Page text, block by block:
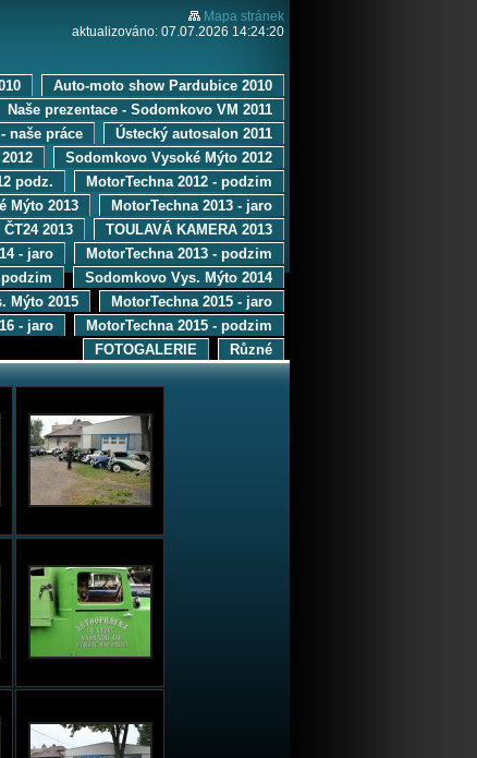
Mapa stránek
aktualizováno: 07.07.2026 14:24:20
Auto-moto show Pardubice 2010
Naše prezentace - Sodomkovo VM 2011
Ústecký autosalon 2011
naše práce
Sodomkovo Vysoké Mýto 2012
MotorTechna 2012 - podzim
podz.
MotorTechna 2013 - jaro
Mýto 2013
TOULAVÁ KAMERA 2013
ČT24 2013
MotorTechna 2013 - podzim
- jaro
Sodomkovo Vys. Mýto 2014
podzim
MotorTechna 2015 - jaro
Mýto 2015
MotorTechna 2015 - podzim
- jaro
Různé
FOTOGALERIE